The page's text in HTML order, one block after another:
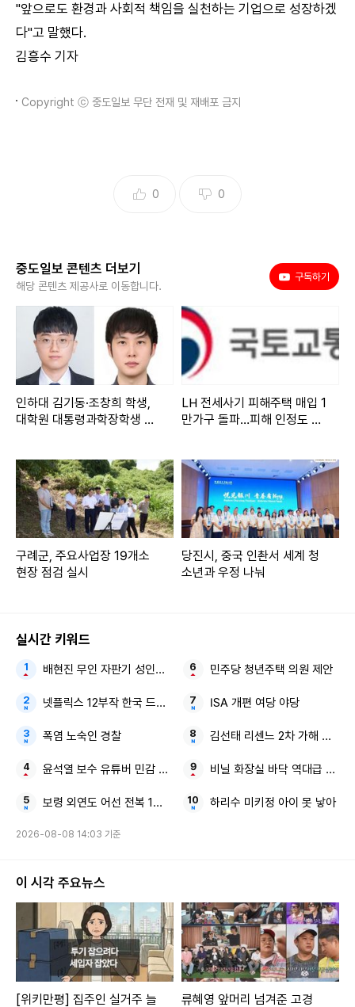
"앞으로도 환경과 사회적 책임을 실천하는 기업으로 성장하겠
다"고 말했다.
김흥수 기자
Copyright ⓒ 중도일보 무단 전재 및 재배포 금지
0 0
중도일보 콘텐츠 더보기
해당 콘텐츠 제공사로 이동합니다.
구독하기
인하대 김기동·조창희 학생,
대학원 대통령과학장학생 박
LH 전세사기 피해주택 매입 1
만가구 돌파…피해 인정도 4
구례군, 주요사업장 19개소
현장 점검 실시
당진시, 중국 인촨서 세계 청
소년과 우정 나눠
실시간 키워드
배현진 무인 자판기 성인인증 국가 기준
넷플릭스 12부작 한국 드라마
폭염 노숙인 경찰
윤석열 보수 유튜버 민감 발언
보령 외연도 어선 전복 1명 실종
민주당 청년주택 의원 제안
ISA 개편 여당 야당
김선태 리센느 2차 가해 논란
비닐 화장실 바닥 역대급 꼼수
하리수 미키정 아이 못 낳아
2026-08-08 14:03 기준
이 시각 주요뉴스
[위키만평] 집주인 실거주 늘
류혜영 앞머리 넘겨준 고경